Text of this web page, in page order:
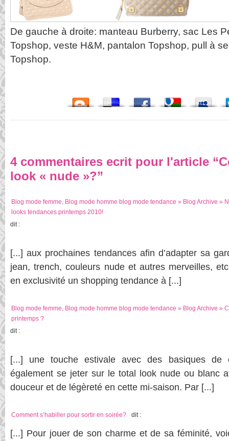
De gauche à droite: manteau Burberry, sac Les
Topshop, veste H&M, pantalon Topshop, pull à
Topshop.
4 commentaires ecrit pour l'article
look « nude »?”
Blog mode femme, Blog mode homme blog mode tendance » Blog Archive »
looks tendances printemps 2010!
dit :
[...] aux prochaines tendances afin d’adapter sa
jean, trench, couleurs nude et autres merveilles,
en exclusivité un shopping tendance à [...]
Blog mode femme, Blog mode homme blog mode tendance » Blog Archive »
printemps ?
dit :
[...] une touche estivale avec des basiques de
également se jeter sur le total look nude ou blanc
douceur et de légèreté en cette mi-saison. Par [...]
Comment s’habiller pour sortir en soirée? dit :
[...] Pour jouer de son charme et de sa féminité,